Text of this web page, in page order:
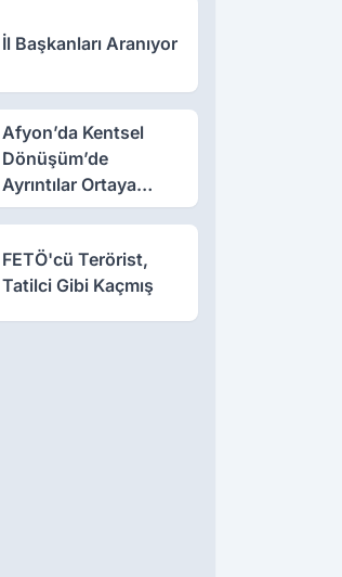
İl Başkanları Aranıyor
Afyon’da Kentsel
Dönüşüm’de
Ayrıntılar Ortaya
Çıktı… Hakediş Nasıl
FETÖ'cü Terörist,
Tatilci Gibi Kaçmış